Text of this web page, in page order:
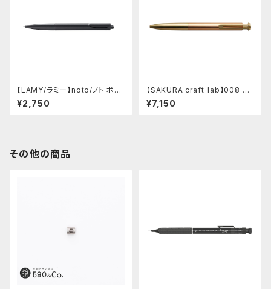
【LAMY/ラミー】noto/ノト ボー
ルペン・限定色 (オールブラック)
¥2,750
【SAKURA craft_lab】008 ゲ
ルインキボールペン (アシッドピ
ンク)
¥7,150
その他の商品